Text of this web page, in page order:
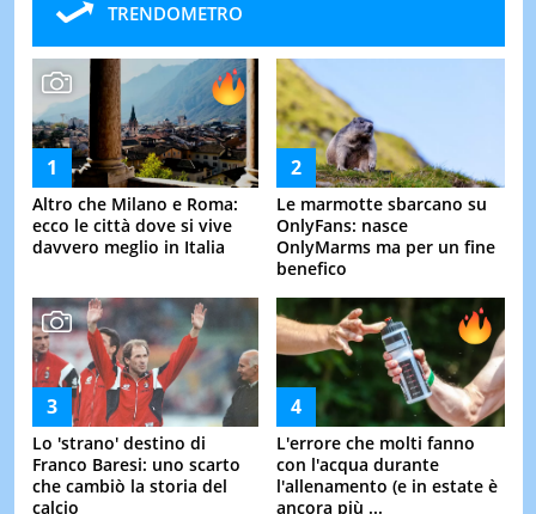
TRENDOMETRO
Altro che Milano e Roma:
ecco le città dove si vive
davvero meglio in Italia
Le marmotte sbarcano su
OnlyFans: nasce
OnlyMarms ma per un fine
benefico
Lo 'strano' destino di
Franco Baresi: uno scarto
che cambiò la storia del
calcio
L'errore che molti fanno
con l'acqua durante
l'allenamento (e in estate è
ancora più ...